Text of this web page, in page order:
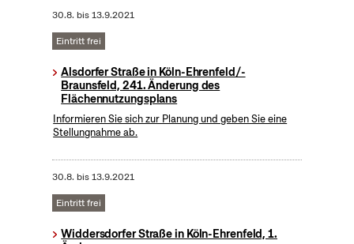
30.8. bis13.9.2021
Eintritt frei
Alsdorfer Straße in Köln-Ehrenfeld/-
Braunsfeld, 241. Änderung des
Flächennutzungsplans
Informieren Sie sich zur Planung und geben Sie eine
Stellungnahme ab.
30.8. bis13.9.2021
Eintritt frei
Widdersdorfer Straße in Köln-Ehrenfeld, 1.